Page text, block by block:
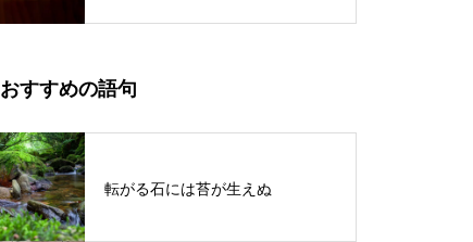
おすすめの語句
転がる石には苔が生えぬ